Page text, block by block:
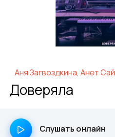
Аня Загвоздкина, Анет Сай
Доверяла
Слушать онлайн